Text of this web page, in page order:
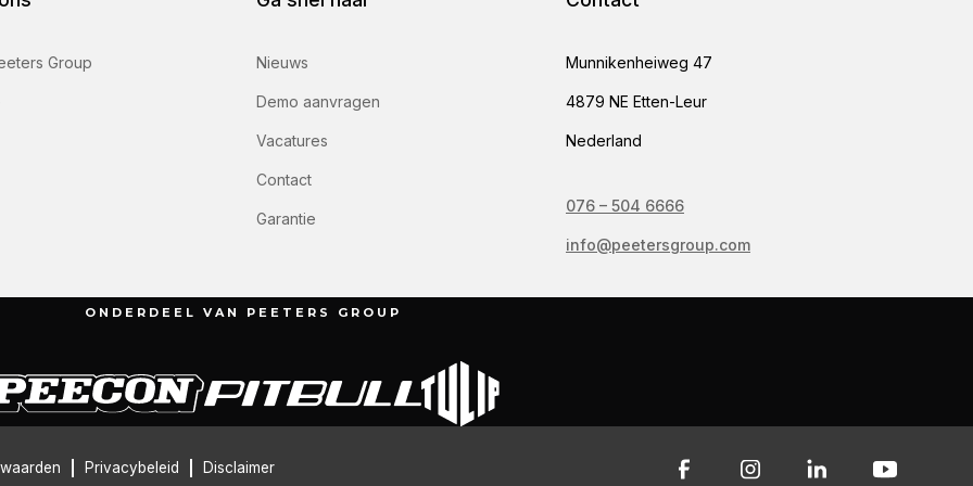
Group Nieuws
Demo aanvragen
Vacatures
Contact
Garantie
Munnikenheiweg 47
4879 NE Etten-Leur
Nederland
076 – 504 6666
info@peetersgroup.com
ONDERDEEL VAN PEETERS GROUP
Privacybeleid Disclaimer